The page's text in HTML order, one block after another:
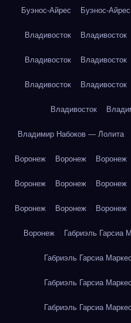
Буэнос-Айрес Буэнос-Айрес
Владивосток Владивосток
Владивосток Владивосток
Владивосток Владивосток
Владивосток
Владимир Набоков — Лолита
Воронеж Воронеж Воронеж
Воронеж Воронеж Воронеж
Воронеж Воронеж Воронеж
Воронеж Габриэль Гарсиа
Габриэль Гарсиа
Габриэль Гарсиа
Габриэль Гарсиа